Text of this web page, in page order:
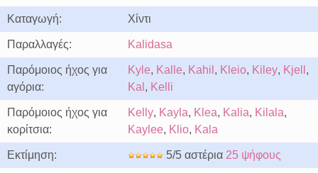
Καταγωγή: Χίντι
Παραλλαγές: Kalidasa
Παρόμοιος ήχος για
αγόρια:
Kyle, Kalle, Kahil , Kleio, Kiley, Kjell ,
Kal , Kelli
Παρόμοιος ήχος για
κορίτσια:
Kelly, Kayla, Klea, Kalia, Kilala,
Kaylee, Klio, Kala
Εκτίμηση: 5/5 αστέρια 25 ψήφους